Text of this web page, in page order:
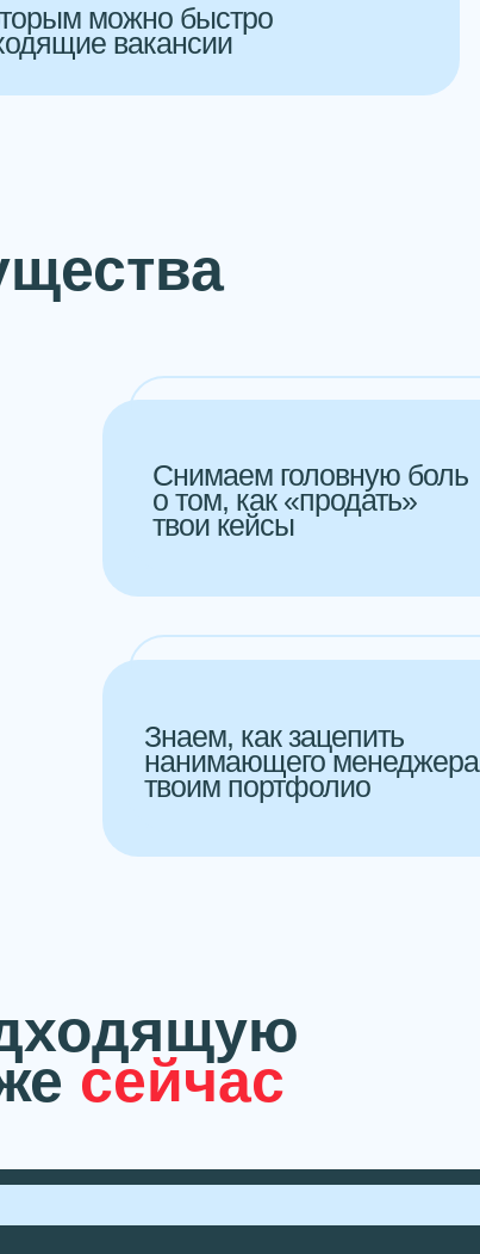
можно быстро
вакансии
Снимаем головную боль
о том, как «продать»
твои кейсы
Знаем, как зацепить
нанимающего менеджера
твоим портфолио
сейчас